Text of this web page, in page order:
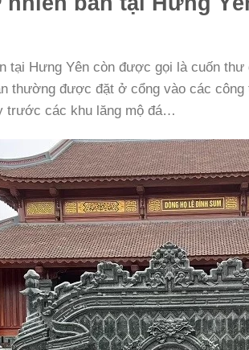
tại Hưng Yên còn được gọi là cuốn thư
thường được đặt ở cổng vào các
trước các khu lăng mộ đá…